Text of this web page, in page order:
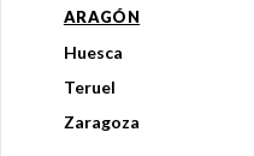
ARAGÓN
Huesca
Teruel
Zaragoza